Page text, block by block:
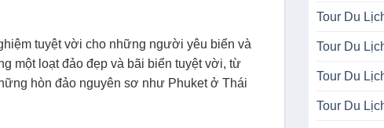
tuyệt vời cho những người yêu biển và
một loạt đảo đẹp và bãi biển tuyệt vời, từ
hòn đảo nguyên sơ như Phuket ở Thái
Tour Du
Tour Du
Tour Du
Tour Du